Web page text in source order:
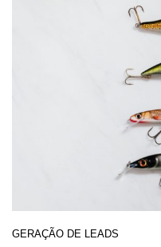
GERAÇÃO DE LEADS